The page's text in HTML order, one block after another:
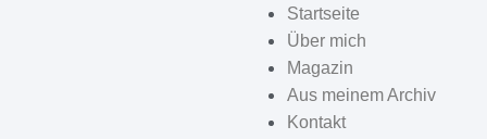
Startseite
Über mich
Magazin
Aus meinem Archiv
Kontakt